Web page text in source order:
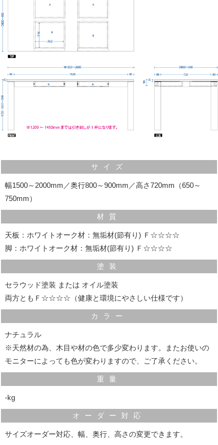
材料は桐無垢材を使用していますので、虫が付きにく
気配りの効いた細部の仕様
テーブルの目地
天板と脚との接合部には目地(数ミリの隙間)がデザインさ
引き締まった表情を演出する、ほんのすこしだけ、こだ
わりのあるデザインです。
サイズ
幅1500～2000mm／奥行800～900mm／高さ720mm（650～
750mm）
材質
天板：ホワイトオーク材：無垢材(節有り) Ｆ☆☆☆☆
脚：ホワイトオーク材：無垢材(節有り) Ｆ☆☆☆☆
塗装
セラウッド塗装 または オイル塗装
両方ともＦ☆☆☆☆（健康と環境にやさしい仕様です）
カラー
ナチュラル
※天然材の為、木目や材の色で多少変わります。またお使いの
モニターによっても色が変わりますので、ご了承ください。
重量
‐kg
オーダー対応
サイズオーダー対応、幅、奥行、高さの変更できます。